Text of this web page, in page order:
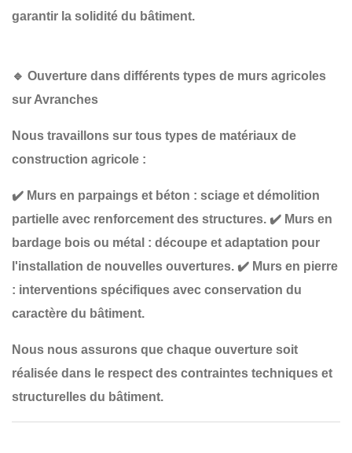
garantir la solidité du bâtiment.
🔹 Ouverture dans différents types de murs agricoles
sur Avranches
Nous travaillons sur tous types de matériaux de
construction agricole :
✔️ Murs en parpaings et béton : sciage et démolition
partielle avec renforcement des structures. ✔️ Murs en
bardage bois ou métal : découpe et adaptation pour
l'installation de nouvelles ouvertures. ✔️ Murs en pierre
: interventions spécifiques avec conservation du
caractère du bâtiment.
Nous nous assurons que chaque ouverture soit
réalisée dans le respect des contraintes techniques et
structurelles du bâtiment.